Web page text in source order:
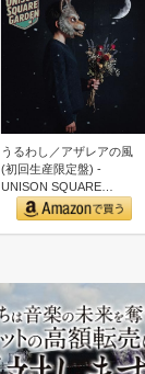
うるわし／アザレアの風
(初回生産限定盤) -
UNISON SQUARE
GARDEN (特典な…